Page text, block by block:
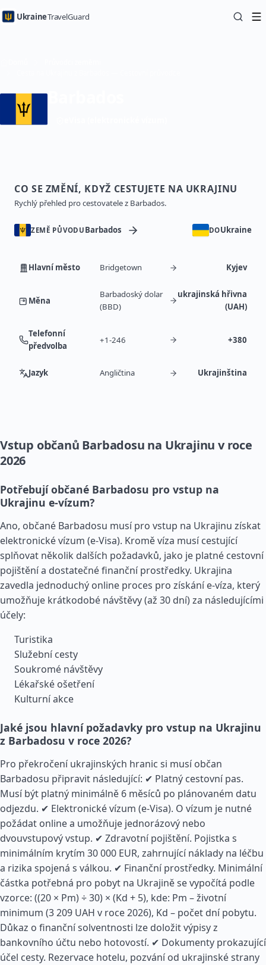
UkraineTravelGuard
CO SE ZMĚNÍ, KDYŽ CESTUJETE NA UKRAJINU
Rychlý přehled pro cestovatele z Barbados.
ZEMĚ PŮVODU Barbados DOUkraine
Hlavní město Bridgetown Kyjev
Měna
Barbadoský dolar
(BBD)
ukrajinská hřivna
(UAH)
Telefonní
předvolba
+1-246 +380
Jazyk Angličtina Ukrajinština
Vstup občanů Barbadosu na Ukrajinu v roce
2026
Potřebují občané Barbadosu pro vstup na
Ukrajinu e-vízum?
Ano, občané Barbadosu musí pro vstup na Ukrajinu získat
elektronické vízum (e-Visa). Kromě víza musí cestující
splňovat několik dalších požadavků, jako je platné cestovní
pojištění a dostatečné finanční prostředky. Ukrajina
zavedla jednoduchý online proces pro získání e-víza, který
umožňuje krátkodobé návštěvy (až 30 dní) za následujícími
účely:
Turistika
Služební cesty
Soukromé návštěvy
Lékařské ošetření
Kulturní akce
Jaké jsou hlavní požadavky pro vstup na Ukrajinu
z Barbadosu v roce 2026?
Pro překročení ukrajinských hranic si musí občan
Barbadosu připravit následující: ✔ Platný cestovní pas.
Musí být platný minimálně 6 měsíců po plánovaném datu
odjezdu. ✔ Elektronické vízum (e-Visa). O vízum je nutné
požádat online a umožňuje jednorázový nebo
dvouvstupový vstup. ✔ Zdravotní pojištění. Pojistka s
minimálním krytím 30 000 EUR, zahrnující náklady na léčbu
a rizika spojená s válkou. ✔ Finanční prostředky. Minimální
částka potřebná pro pobyt na Ukrajině se vypočítá podle
vzorce: ((20 × Pm) ÷ 30) × (Kd + 5), kde: Pm – životní
minimum (3 209 UAH v roce 2026), Kd – počet dní pobytu.
Důkaz o finanční solventnosti lze doložit výpisy z
bankovního účtu nebo hotovostí. ✔ Dokumenty prokazující
účel cesty. Rezervace hotelu, pozvání od ukrajinské strany